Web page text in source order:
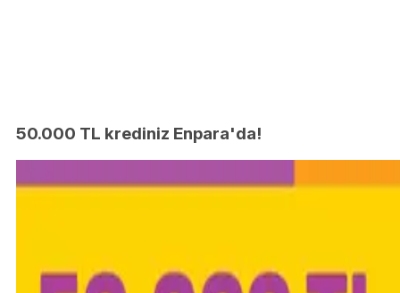
50.000 TL krediniz Enpara'da!